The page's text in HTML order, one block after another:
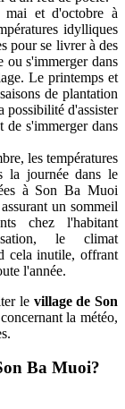
et d'octobre à
idylliques
pour se livrer à des
ou s'immerger dans
Le printemps et
de plantation
possibilité d'assister
de s'immerger dans
les températures
la journée dans le
à Son Ba Muoi
un sommeil
chez l'habitant
le climat
cela inutile, offrant
l'année.
le village de Son
la météo,
Ba Muoi?